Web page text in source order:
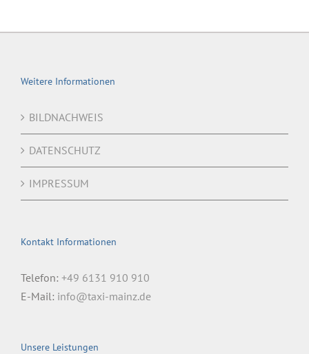
Weitere Informationen
BILDNACHWEIS
DATENSCHUTZ
IMPRESSUM
Kontakt Informationen
Telefon: +49 6131 910 910
E-Mail: info@taxi-mainz.de
Unsere Leistungen